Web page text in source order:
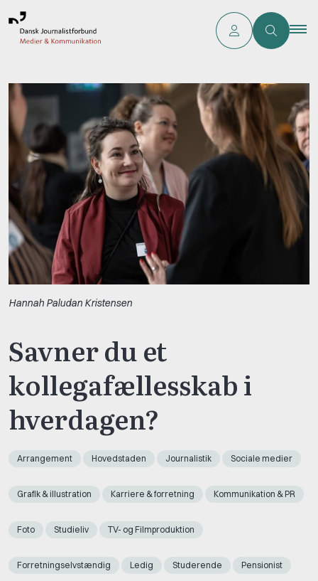
Hannah Paludan Kristensen
Savner du et
kollegafællesskab i
hverdagen?
Arrangement Hovedstaden Journalistik Sociale medier
Grafik & illustration Karriere & forretning Kommunikation & PR
Foto Studieliv TV- og Filmproduktion
Forretningselvstændig Ledig Studerende Pensionist